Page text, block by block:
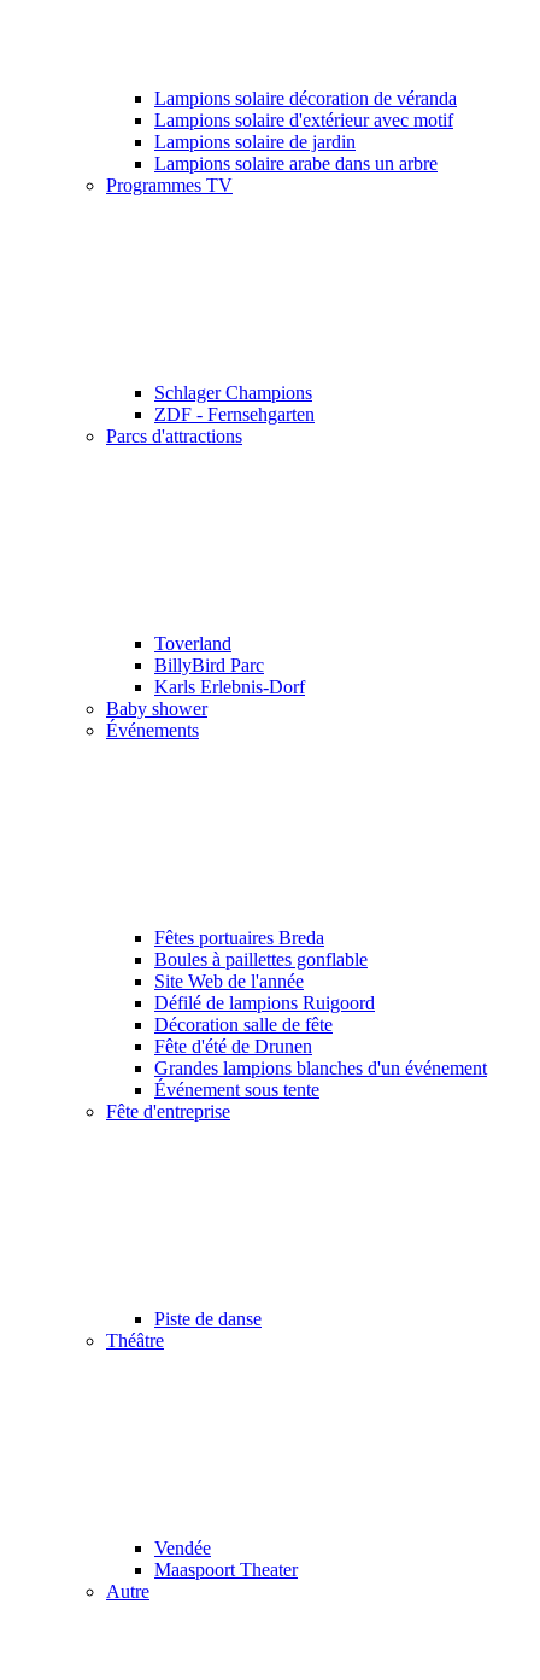
Lampions solaire décoration de véranda
Lampions solaire d'extérieur avec motif
Lampions solaire de jardin
Lampions solaire arabe dans un arbre
Programmes TV
Schlager Champions
ZDF - Fernsehgarten
Parcs d'attractions
Toverland
BillyBird Parc
Karls Erlebnis-Dorf
Baby shower
Événements
Fêtes portuaires Breda
Boules à paillettes gonflable
Site Web de l'année
Défilé de lampions Ruigoord
Décoration salle de fête
Fête d'été de Drunen
Grandes lampions blanches d'un événement
Événement sous tente
Fête d'entreprise
Piste de danse
Théâtre
Vendée
Maaspoort Theater
Autre